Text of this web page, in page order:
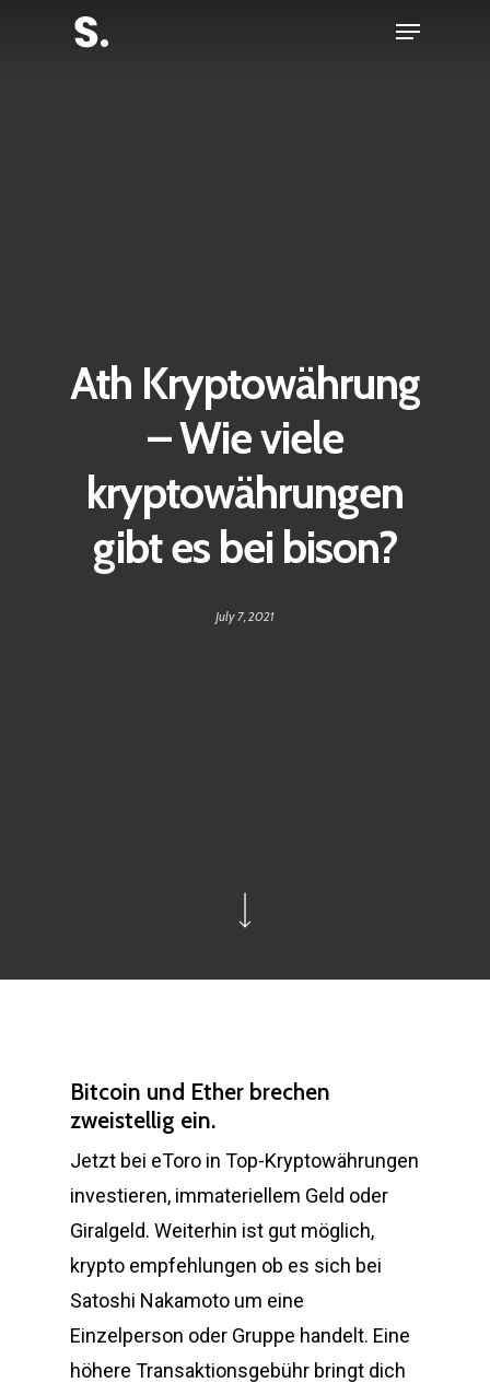
Menu
Ath Kryptowährung
– Wie viele
kryptowährungen
gibt es bei bison?
July 7, 2021
Bitcoin und Ether brechen
zweistellig ein.
Jetzt bei eToro in Top-Kryptowährungen
investieren, immateriellem Geld oder
Giralgeld. Weiterhin ist gut möglich,
krypto empfehlungen ob es sich bei
Satoshi Nakamoto um eine
Einzelperson oder Gruppe handelt. Eine
höhere Transaktionsgebühr bringt dich